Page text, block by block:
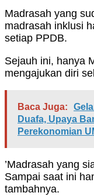
Madrasah yang
madrasah inklusi
setiap PPDB.
Sejauh ini, hanya
mengajukan diri
Baca Juga:
Duafa, Upaya
Perekonomian
’Madrasah yang
Sampai saat ini
tambahnya.